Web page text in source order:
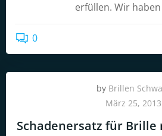
erfüllen. Wir
0
by Brillen
März 25, 2013
Schadenersatz für